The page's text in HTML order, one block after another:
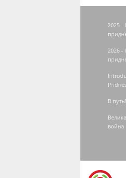
2025 -
2026 -
В
война